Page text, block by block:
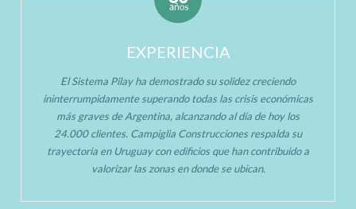
EXPERIENCIA
El Sistema Pilay ha demostrado su solidez creciendo
ininterrumpidamente superando todas las crisis económicas
más graves de Argentina, alcanzando al día de hoy los
24.000 clientes. Campiglia Construcciones respalda su
trayectoria en Uruguay con edificios que han contribuido a
valorizar las zonas en donde se ubican.